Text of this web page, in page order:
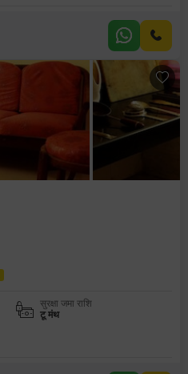
सुरक्षा जमा राशि
टू मंथ